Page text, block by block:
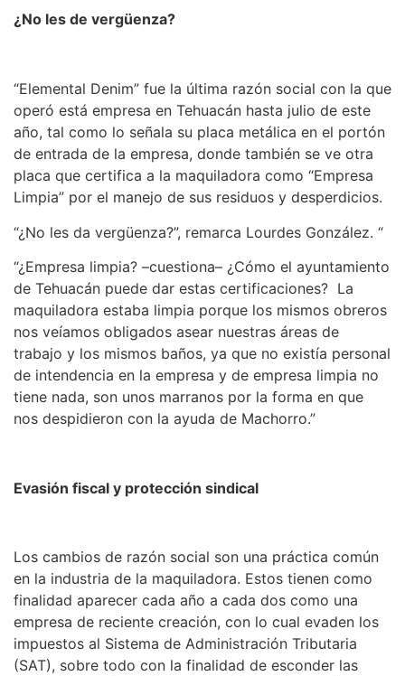
¿No les de vergüenza?
“Elemental Denim” fue la última razón social con la que
operó está empresa en Tehuacán hasta julio de este
año, tal como lo señala su placa metálica en el portón
de entrada de la empresa, donde también se ve otra
placa que certifica a la maquiladora como “Empresa
Limpia” por el manejo de sus residuos y desperdicios.
“¿No les da vergüenza?”, remarca Lourdes González. “
“¿Empresa limpia? –cuestiona– ¿Cómo el ayuntamiento
de Tehuacán puede dar estas certificaciones? La
maquiladora estaba limpia porque los mismos obreros
nos veíamos obligados asear nuestras áreas de
trabajo y los mismos baños, ya que no existía personal
de intendencia en la empresa y de empresa limpia no
tiene nada, son unos marranos por la forma en que
nos despidieron con la ayuda de Machorro.”
Evasión fiscal y protección sindical
Los cambios de razón social son una práctica común
en la industria de la maquiladora. Estos tienen como
finalidad aparecer cada año a cada dos como una
empresa de reciente creación, con lo cual evaden los
impuestos al Sistema de Administración Tributaria
(SAT), sobre todo con la finalidad de esconder las